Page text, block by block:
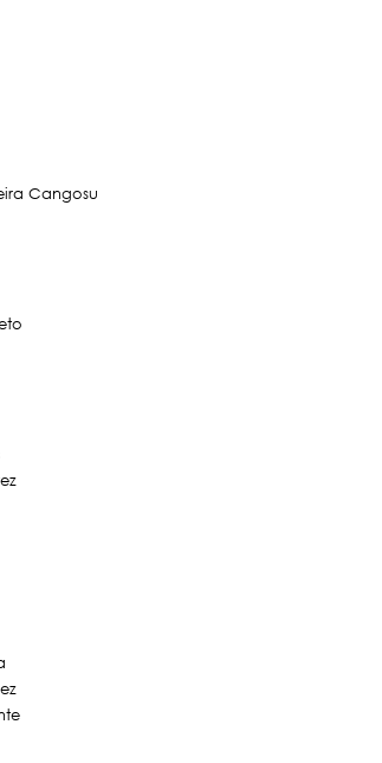
Cangosu